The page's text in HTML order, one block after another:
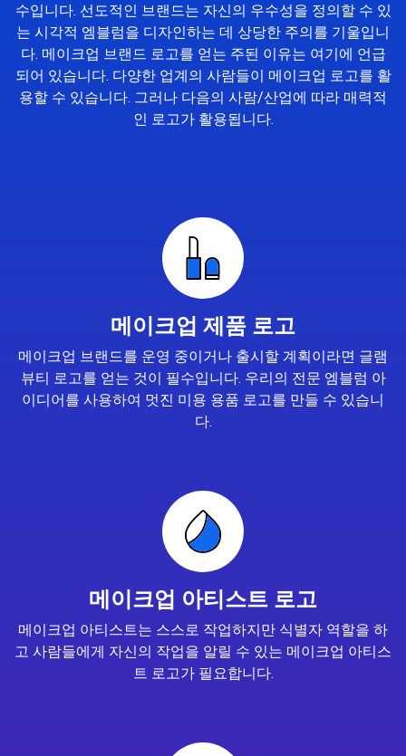
수입니다. 선도적인 브랜드는 자신의 우수성을 정의할 수 있
는 시각적 엠블럼을 디자인하는 데 상당한 주의를 기울입니
다. 메이크업 브랜드 로고를 얻는 주된 이유는 여기에 언급
되어 있습니다. 다양한 업계의 사람들이 메이크업 로고를 활
용할 수 있습니다. 그러나 다음의 사람/산업에 따라 매력적
인 로고가 활용됩니다.
메이크업 제품 로고
메이크업 브랜드를 운영 중이거나 출시할 계획이라면 글램
뷰티 로고를 얻는 것이 필수입니다. 우리의 전문 엠블럼 아
이디어를 사용하여 멋진 미용 용품 로고를 만들 수 있습니
다.
메이크업 아티스트 로고
메이크업 아티스트는 스스로 작업하지만 식별자 역할을 하
고 사람들에게 자신의 작업을 알릴 수 있는 메이크업 아티스
트 로고가 필요합니다.